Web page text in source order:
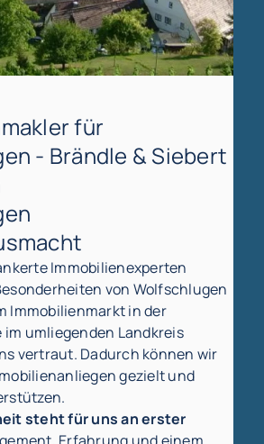
für
- Brändle & Siebert
Immobilienexperten
von Wolfschlugen
Immobilienmarkt in der
im umliegenden Landkreis
vertraut. Dadurch können wir
gezielt und
steht für uns an erster